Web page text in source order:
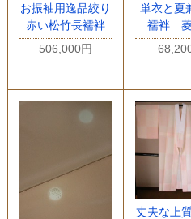
お振袖用逸品絞り
赤い松竹長襦袢
506,000円
単衣と夏
襦袢
丈夫な上